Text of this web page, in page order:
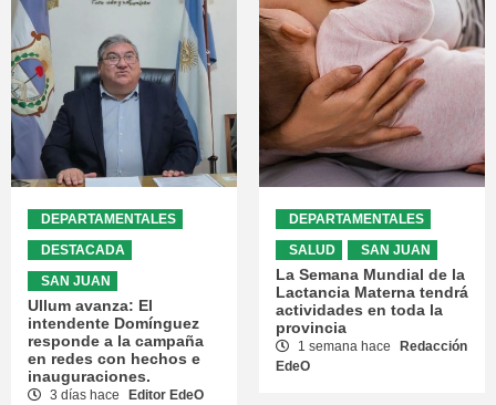
DEPARTAMENTALES
DESTACADA
SAN JUAN
Ullum avanza: El
intendente Domínguez
responde a la campaña
en redes con hechos e
inauguraciones.
3 días hace Editor EdeO
DEPARTAMENTALES
SALUD
SAN JUAN
La Semana Mundial de la
Lactancia Materna tendrá
actividades en toda la
provincia
1 semana hace
Redacción
EdeO